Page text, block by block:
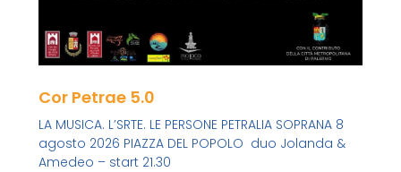
Cor Petrae 5.0
LA MUSICA. L’SRTE. LE PERSONE PETRALIA SOPRANA 8
agosto 2026 PIAZZA DEL POPOLO duo Jolanda &
Amedeo – start 21.30